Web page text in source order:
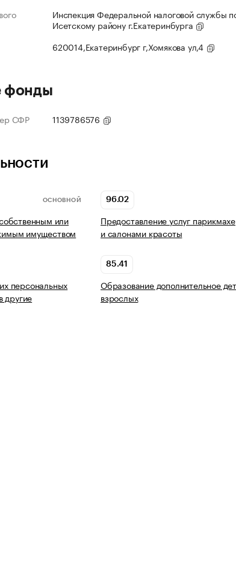
Инспекция Федеральной налоговой службы
Исетскому району г.Екатеринбурга
620014,Екатеринбург г,Хомякова ул,4
фонды
СФР 1139786576
ОСНОВНОЙ
или
имуществом
96.02
Предоставление услуг
и салонами красоты
персональных
другие
85.41
Образование дополнительное
взрослых